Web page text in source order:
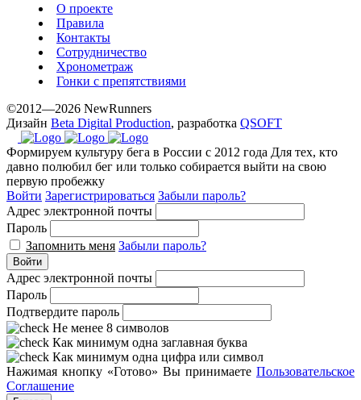
О проекте
Правила
Контакты
Сотрудничество
Хронометраж
Гонки с препятствиями
©2012—2026 NewRunners
Дизайн Beta Digital Production, разработка QSOFT
Формируем культуру бега в России с 2012 года Для тех, кто
давно полюбил бег или только собирается выйти на свою
первую пробежку
Войти Зарегистрироваться Забыли пароль?
Адрес электронной почты
Пароль
Запомнить меня Забыли пароль?
Войти
Адрес электронной почты
Пароль
Подтвердите пароль
Не менее 8 символов
Как минимум одна заглавная буква
Как минимум одна цифра или символ
Нажимая кнопку «Готово» Вы принимаете Пользовательское
Соглашение